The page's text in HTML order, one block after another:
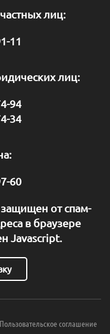
лиц:
11
лиц:
94
34
60
от спам-
в браузере
Javascript.
Пользовательское соглашение